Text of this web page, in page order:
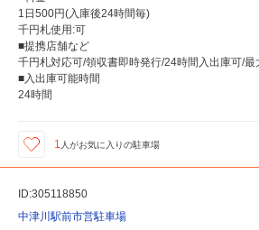
1日500円(入庫後24時間毎)
千円札使用:可
■提携店舗など
千円札対応可/領収書即時発行/24時間入出庫可/最
■入出庫可能時間
24時間
1 人がお気に入りの駐車場
ID:305118850
中津川駅前市営駐車場